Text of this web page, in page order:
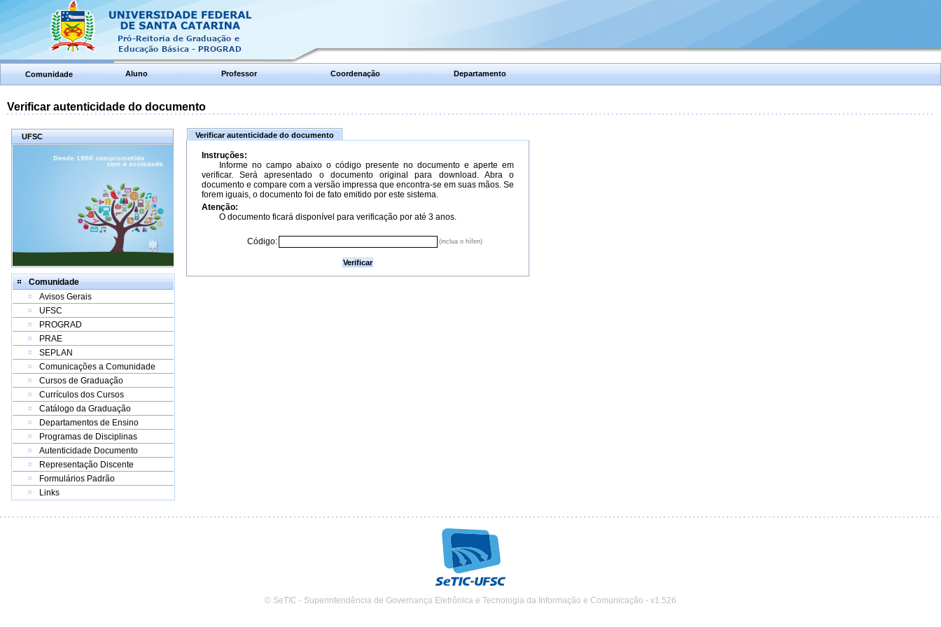
Comunidade Aluno Professor Coordenação Departamento
Verificar autenticidade do documento
UFSC
Comunidade
Avisos Gerais
UFSC
PROGRAD
PRAE
SEPLAN
Comunicações a Comunidade
Cursos de Graduação
Currículos dos Cursos
Catálogo da Graduação
Departamentos de Ensino
Programas de Disciplinas
Autenticidade Documento
Representação Discente
Formulários Padrão
Links
Verificar autenticidade do documento
Instruções:
Informe no campo abaixo o código presente no documento e aperte em
verificar. Será apresentado o documento original para download. Abra o
documento e compare com a versão impressa que encontra-se em suas mãos. Se
forem iguais, o documento foi de fato emitido por este sistema.
Atenção:
O documento ficará disponível para verificação por até 3 anos.
Código: (inclua o hífen)
© SeTIC - Superintendência de Governança Eletrônica e Tecnologia da Informação e Comunicação - v1.526